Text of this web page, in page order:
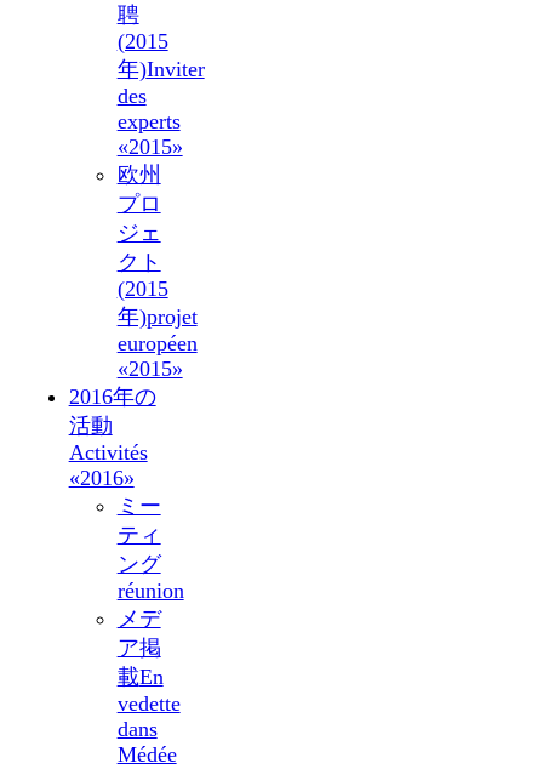
聘
(2015
年)Inviter
des
experts
«2015»
欧州
プロ
ジェ
クト
(2015
年)projet
européen
«2015»
2016年の
活動
Activités
«2016»
ミー
ティ
ング
réunion
メデ
ア掲
載En
vedette
dans
Médée